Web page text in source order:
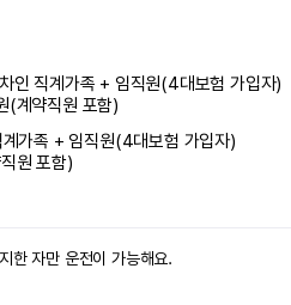
인 직계가족 + 임직원(4대보험 가입자)
(계약직원 포함)
가족 + 임직원(4대보험 가입자)
원 포함)
한 자만 운전이 가능해요.